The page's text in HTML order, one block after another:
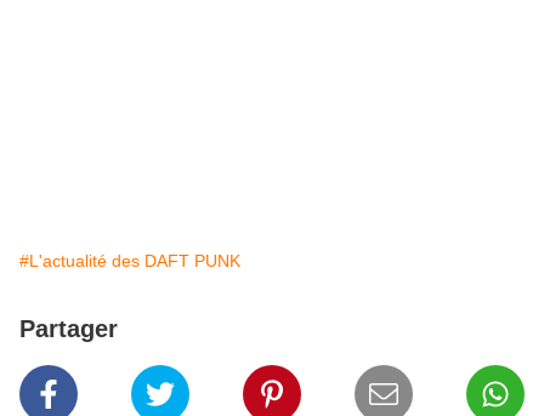
#L'actualité des DAFT PUNK
Partager